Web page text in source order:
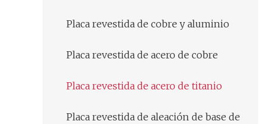
Placa revestida de cobre y aluminio
Placa revestida de acero de cobre
Placa revestida de acero de titanio
Placa revestida de aleación de base de